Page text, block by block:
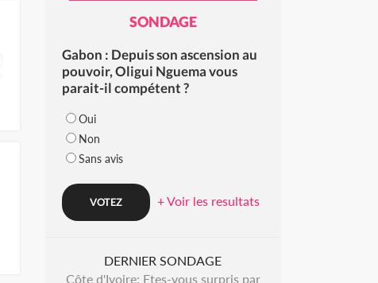
SONDAGE
Gabon : Depuis son ascension au
pouvoir, Oligui Nguema vous
parait-il compétent ?
Oui
Non
Sans avis
+ Voir les resultats
DERNIER SONDAGE
Côte d'Ivoire: Etes-vous surpris par